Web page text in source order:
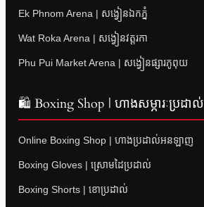
Ek Phnom Arena | សង្វៀនឯកភ្នំ
Wat Roka Arena | សង្វៀនវត្តរកា
Phu Pui Market Arena | សង្វៀនផ្សារភូពុយ
🛍 Boxing Shop | ហាងសម្ភារៈប្រដាល់
Online Boxing Shop | ហាងប្រដាល់អនឡាញ
Boxing Gloves | ស្រោមដៃប្រដាល់
Boxing Shorts | ខោប្រដាល់